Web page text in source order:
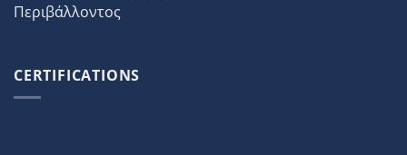
Περιβάλλοντος
CERTIFICATIONS